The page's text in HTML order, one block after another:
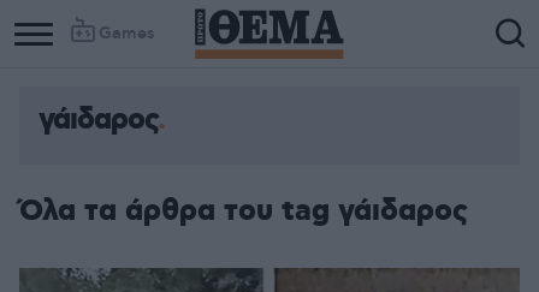
Games
γάιδαρος
Όλα τα άρθρα του tag γάιδαρος